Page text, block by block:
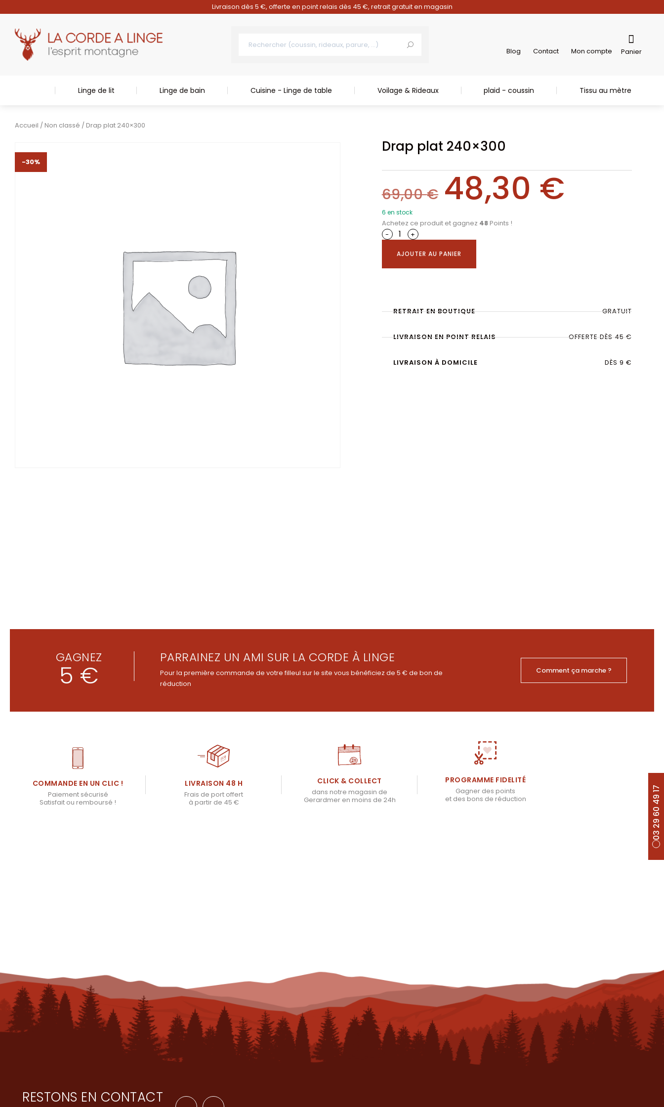
Livraison dès 5 €, offerte en point relais dès 45 €, retrait gratuit en magasin
Blog Contact Mon compte Panier
Linge de lit Linge de bain Cuisine - Linge de table Voilage & Rideaux plaid - coussin Tissu au mètre
03 29 60 49 17
Accueil / Non classé / Drap plat 240×300
-30%
-30%
Drap plat 240×300
69,00€ 48,30 €
6 en stock
Achetez ce produit et gagnez 48Points !
-
+
AJOUTER AU PANIER
RETRAIT EN BOUTIQUE GRATUIT
LIVRAISON EN POINT RELAIS OFFERTE DÈS 45 €
LIVRAISON À DOMICILE DÈS 9 €
GAGNEZ
5 €
PARRAINEZ UN AMI SUR LA CORDE À LINGE
Pour la première commande de votre filleul sur le site vous bénéficiez de 5 € de bon de
réduction
Comment ça marche ?
COMMANDE EN UN CLIC !
Paiement sécurisé
Satisfait ou remboursé !
LIVRAISON 48 H
Frais de port offert
à partir de 45 €
CLICK & COLLECT
dans notre magasin de
Gerardmer en moins de 24h
PROGRAMME FIDELITÉ
Gagner des points
et des bons de réduction
RESTONS EN CONTACT